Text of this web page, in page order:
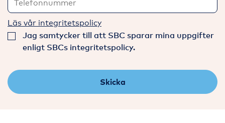
Läs vår integritetspolicy
Jag samtycker till att SBC sparar mina uppgifter
enligt SBCs integritetspolicy.
Skicka